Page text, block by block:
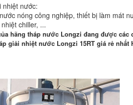
nhiệt nước:
nóng công nghiệp, thiết bị làm mát
chiller, ...
hãng tháp nước Longzi đang được các
nhiệt nước Longzi 15RT giá rẻ nhất